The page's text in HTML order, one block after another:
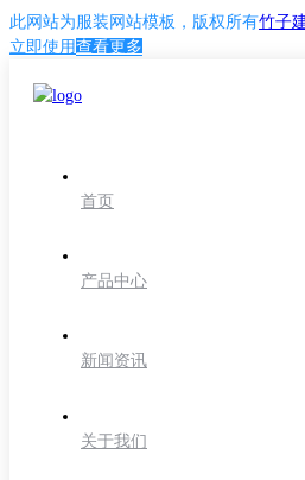
此网站为服装网站模板 ，版权所有竹子
立即使用查看更多
首页
产品中心
新闻资讯
关于我们